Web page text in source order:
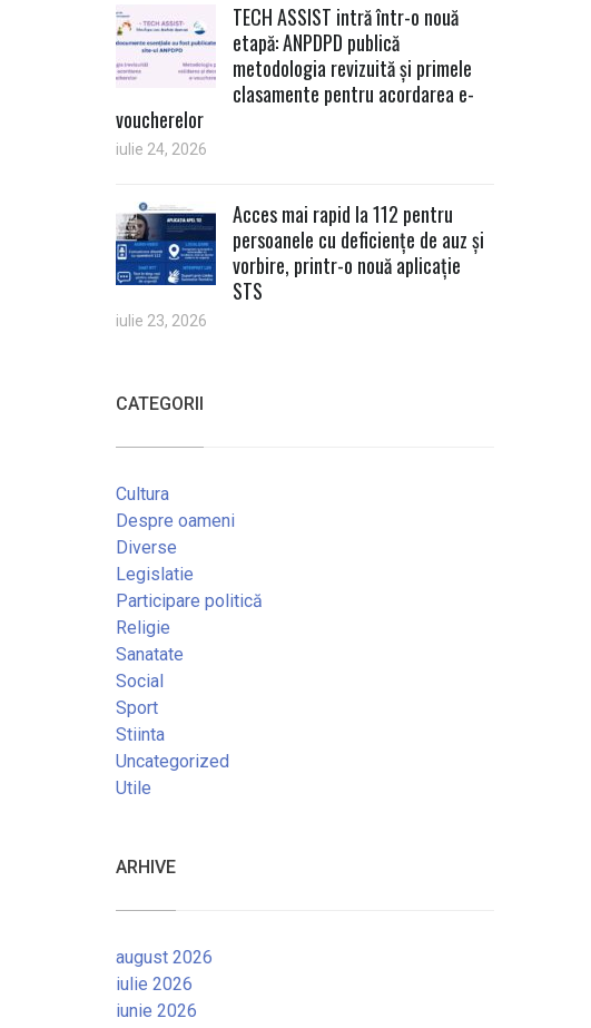
TECH ASSIST intră într-o nouă
etapă: ANPDPD publică
metodologia revizuită și primele
clasamente pentru acordarea e-
voucherelor
iulie 24, 2026
Acces mai rapid la 112 pentru
persoanele cu deficiențe de auz și
vorbire, printr-o nouă aplicație
STS
iulie 23, 2026
CATEGORII
Cultura
Despre oameni
Diverse
Legislatie
Participare politică
Religie
Sanatate
Social
Sport
Stiinta
Uncategorized
Utile
ARHIVE
august 2026
iulie 2026
iunie 2026